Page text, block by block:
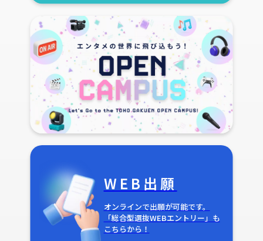
WEB出願
オンラインで出願が可能です。
「総合型選抜WEBエントリー」も
こちらから！